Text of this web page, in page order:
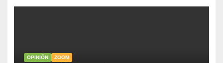
OPINIÓN ZOOM